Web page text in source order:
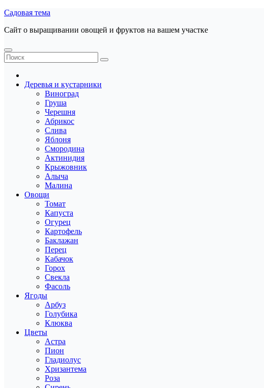
Перейти
содержанию
Садовая тема
Сайт о выращивании овощей и фруктов на вашем участке
Деревья и кустарники
Виноград
Груша
Черешня
Абрикос
Слива
Яблоня
Смородина
Актинидия
Крыжовник
Алыча
Малина
Овощи
Томат
Капуста
Огурец
Картофель
Баклажан
Перец
Кабачок
Горох
Свекла
Фасоль
Ягоды
Арбуз
Голубика
Клюква
Цветы
Астра
Пион
Гладиолус
Хризантема
Роза